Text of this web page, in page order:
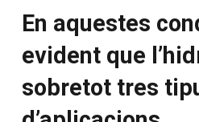
ineficiència amb un
En aquestes
evident que